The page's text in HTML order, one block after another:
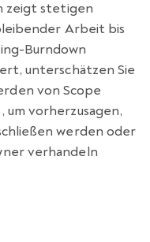
zeigt stetigen
Arbeit bis
Burndown
unterschätzen Sie
von Scope
vorherzusagen,
werden oder
verhandeln